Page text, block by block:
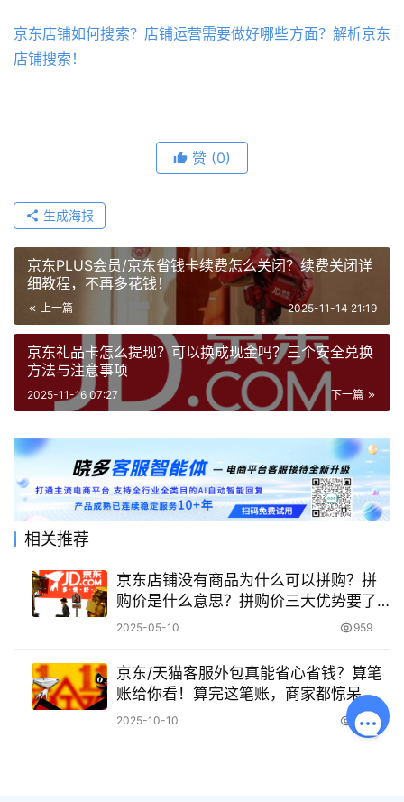
京东店铺如何搜索？店铺运营需要做好哪些方面？解析京东
店铺搜索！
赞 (0)
生成海报
京东PLUS会员/京东省钱卡续费怎么关闭？续费关闭详
细教程，不再多花钱！
上一篇 2025-11-14 21:19
京东礼品卡怎么提现？可以换成现金吗？三个安全兑换
方法与注意事项
下一篇
2025-11-16 07:27
相关推荐
京东店铺没有商品为什么可以拼购？拼
购价是什么意思？拼购价三大优势要了
解！
2025-05-10 959
京东/天猫客服外包真能省心省钱？算笔
账给你看！算完这笔账，商家都惊呆
了！省钱省心真相
2025-10-10 529